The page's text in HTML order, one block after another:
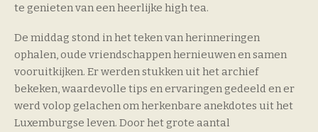
te genieten van een heerlijke high tea.
De middag stond in het teken van herinneringen
ophalen, oude vriendschappen hernieuwen en samen
vooruitkijken. Er werden stukken uit het archief
bekeken, waardevolle tips en ervaringen gedeeld en er
werd volop gelachen om herkenbare anekdotes uit het
Luxemburgse leven. Door het grote aantal